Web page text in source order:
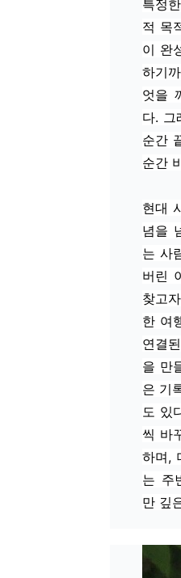
특정
적 목
이 완
하기
엇을
다. 그
순간
순간
현대
념을
는 사
버린
찾고
한 여
연결
을 만
은 기
도 있
씩 바
하며,
는 주
만 깊